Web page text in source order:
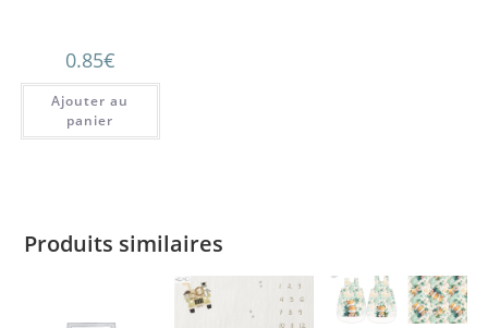
0.85€
Ajouter au
panier
Produits similaires